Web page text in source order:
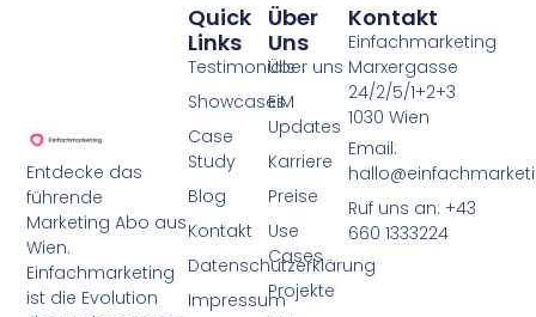
Entdecke das
führende
Marketing Abo aus
Wien.
Einfachmarketing
ist die Evolution
Über
Uns
Über uns
EiM
Updates
Karriere
Preise
Use
Cases
Projekte
Quick
Links
Testimonials
Showcases
Case
Study
Blog
Kontakt
Datenschutzerklärung
Impressum
Kontakt
Einfachmarketing
Marxergasse
24/2/5/1+2+3
1030 Wien
Email:
Ruf uns an: +43
660 1333224